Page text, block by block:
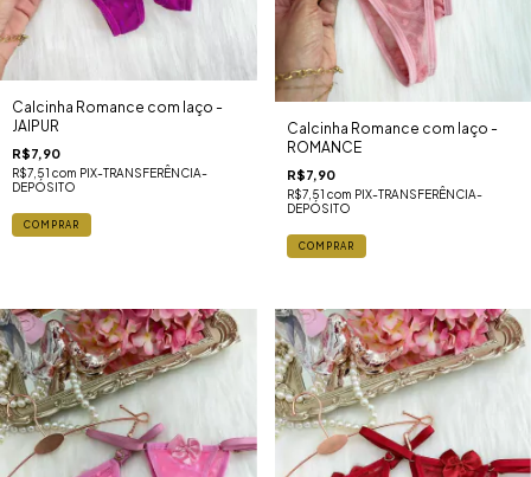
Calcinha Romance com laço -
JAIPUR
R$7,90
R$7,51 com PIX-TRANSFERÊNCIA-
DEPÓSITO
Calcinha Romance com laço -
ROMANCE
R$7,90
R$7,51 com PIX-TRANSFERÊNCIA-
DEPÓSITO